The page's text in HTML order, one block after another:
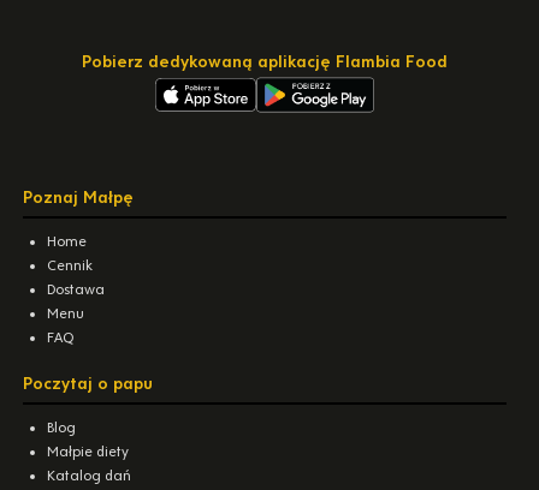
Pobierz dedykowaną aplikację Flambia Food
Poznaj Małpę
Home
Cennik
Dostawa
Menu
FAQ
Poczytaj o papu
Blog
Małpie diety
Katalog dań